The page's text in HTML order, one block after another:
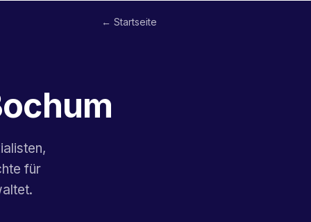
← Startseite
für